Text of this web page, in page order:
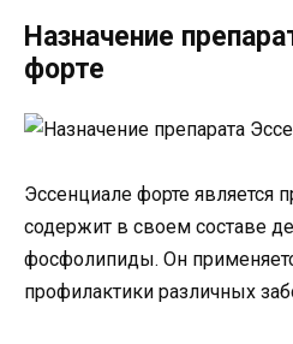
Назначение
форте
Эссенциале форте является
содержит в своем составе
фосфолипиды. Он
профилактики различных